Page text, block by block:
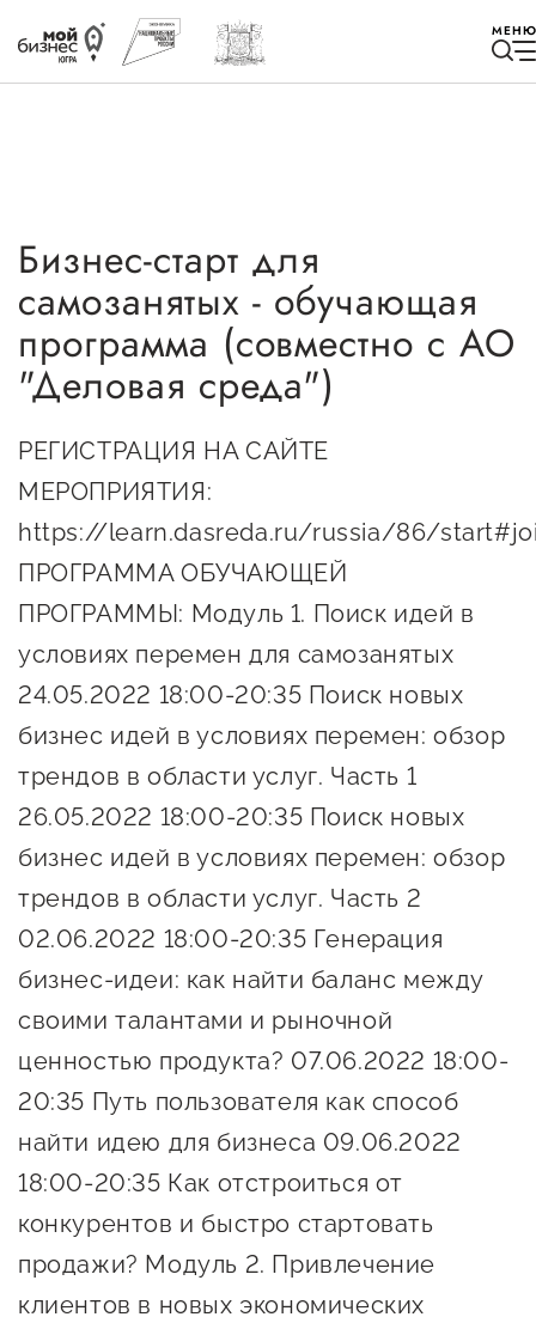
МЕНЮ
Избранное
Быть в курсе
Истории успеха
Мероприятия
Новости
Онлайн-витрина продукции
Социальные сети "Мой
Бизнес Югра"
Меры поддержки
Навигатор по мерам
поддержки
Имущественная поддержка
Консультационная поддержка
Образовательная поддержка
Поддержка креативного и
инновационно-
технологического
предпринимательства
Поддержка социальных
предпринимателей
Поддержка экспортеров
Финансовая поддержка
Бизнес-старт для
самозанятых - обучающая
программа (совместно с АО
"Деловая среда")
РЕГИСТРАЦИЯ НА САЙТЕ
МЕРОПРИЯТИЯ:
https://learn.dasreda.ru/russia/86/
ПРОГРАММА ОБУЧАЮЩЕЙ
ПРОГРАММЫ: Модуль 1. Поиск идей в
условиях перемен для самозанятых
24.05.2022 18:00-20:35 Поиск новых
бизнес идей в условиях перемен: обзор
трендов в области услуг. Часть 1
26.05.2022 18:00-20:35 Поиск новых
бизнес идей в условиях перемен: обзор
трендов в области услуг. Часть 2
02.06.2022 18:00-20:35 Генерация
бизнес-идеи: как найти баланс между
своими талантами и рыночной
ценностью продукта? 07.06.2022 18:00-
20:35 Путь пользователя как способ
найти идею для бизнеса 09.06.2022
18:00-20:35 Как отстроиться от
конкурентов и быстро стартовать
продажи? Модуль 2. Привлечение
клиентов в новых экономических